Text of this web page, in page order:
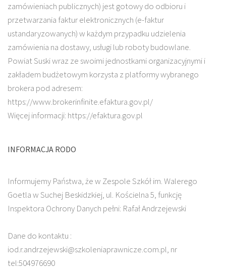
zamówieniach publicznych) jest gotowy do odbioru i
przetwarzania faktur elektronicznych (e-faktur
ustandaryzowanych) w każdym przypadku udzielenia
zamówienia na dostawy, usługi lub roboty budowlane.
Powiat Suski wraz ze swoimi jednostkami organizacyjnymi i
zakładem budżetowym korzysta z platformy wybranego
brokera pod adresem:
https://www.brokerinfinite.efaktura.gov.pl/
Więcej informacji: https://efaktura.gov.pl
INFORMACJA RODO
Informujemy Państwa, że w Zespole Szkół im. Walerego
Goetla w Suchej Beskidzkiej, ul. Kościelna 5, funkcję
Inspektora Ochrony Danych pełni: Rafał Andrzejewski
Dane do kontaktu :
iod.r.andrzejewski@szkoleniaprawnicze.com.pl, nr
tel:504976690